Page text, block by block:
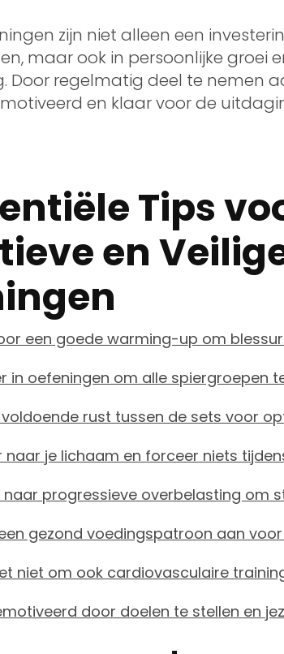
zijn niet alleen een
maar ook in persoonlijke groei
Door regelmatig deel te nemen
en klaar voor de
Tips
en
een goede warming-up om
in oefeningen om alle spiergroepen
voldoende rust tussen de sets voor
naar je lichaam en forceer niets
naar progressieve overbelasting om
gezond voedingspatroon aan
niet om ook cardiovasculaire
door doelen te stellen en